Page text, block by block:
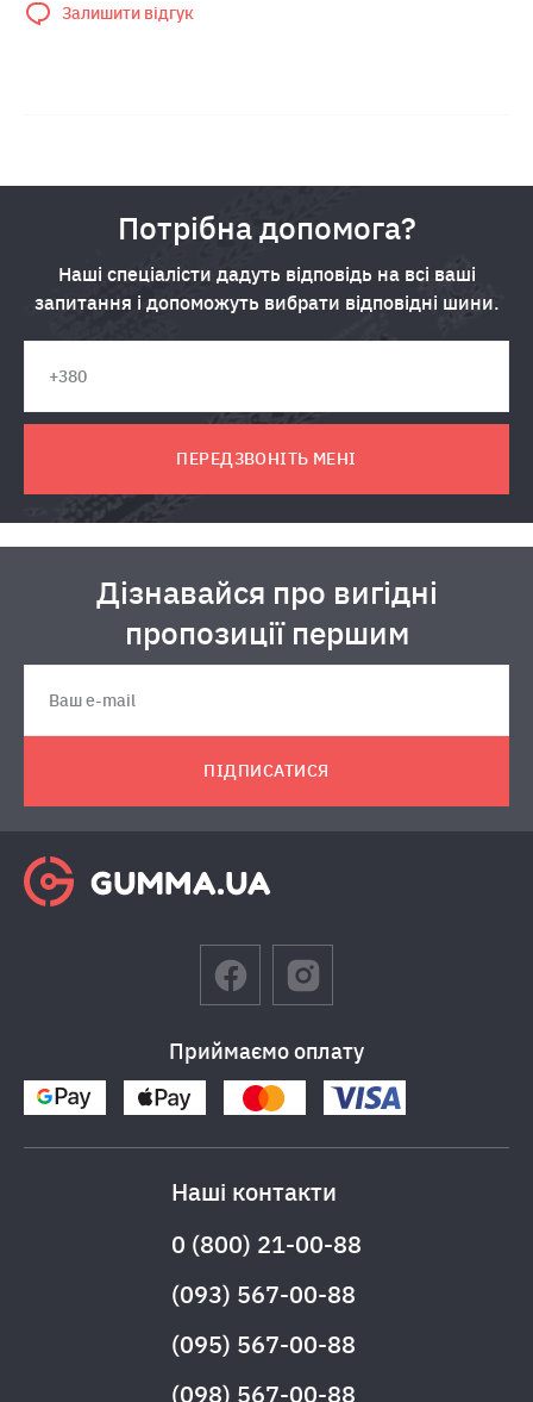
Залишити відгук
Потрібна допомога?
Наші спеціалісти дадуть відповідь на всі ваші
запитання і допоможуть вибрати відповідні шини.
ПЕРЕДЗВОНІТЬ МЕНІ
Дізнавайся про вигідні
пропозиції першим
ПІДПИСАТИСЯ
Приймаємо оплату
Наші контакти
0 (800) 21-00-88
(093) 567-00-88
(095) 567-00-88
(098) 567-00-88